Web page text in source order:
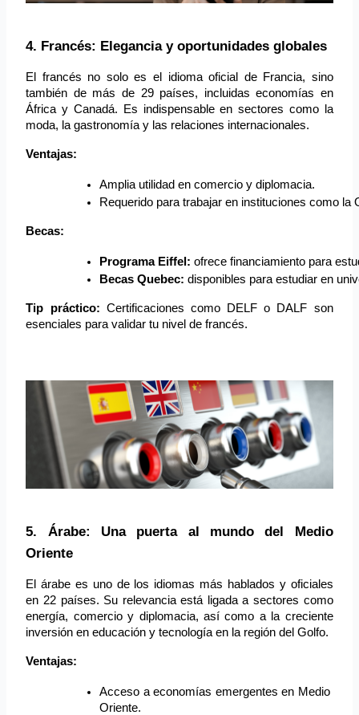
4. Francés: Elegancia y oportunidades globales
El francés no solo es el idioma oficial de Francia, sino
también de más de 29 países, incluidas economías en
África y Canadá. Es indispensable en sectores como la
moda, la gastronomía y las relaciones internacionales.
Ventajas:
Amplia utilidad en comercio y diplomacia.
Requerido para trabajar en instituciones como la
Becas:
Programa Eiffel: ofrece financiamiento para
Becas Quebec: disponibles para estudiar en
Tip práctico: Certificaciones como DELF o DALF son
esenciales para validar tu nivel de francés.
5. Árabe: Una puerta al mundo del Medio
Oriente
El árabe es uno de los idiomas más hablados y oficiales
en 22 países. Su relevancia está ligada a sectores como
energía, comercio y diplomacia, así como a la creciente
inversión en educación y tecnología en la región del Golfo.
Ventajas:
Acceso a economías emergentes en Medio
Oriente.